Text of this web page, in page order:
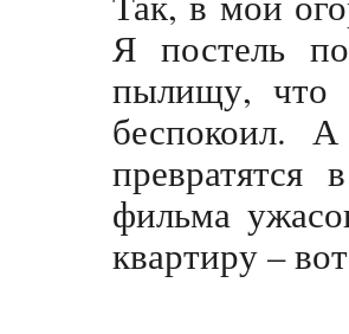
Я постель
пылищу, что
беспокоил.
превратятся
фильма
квартиру –